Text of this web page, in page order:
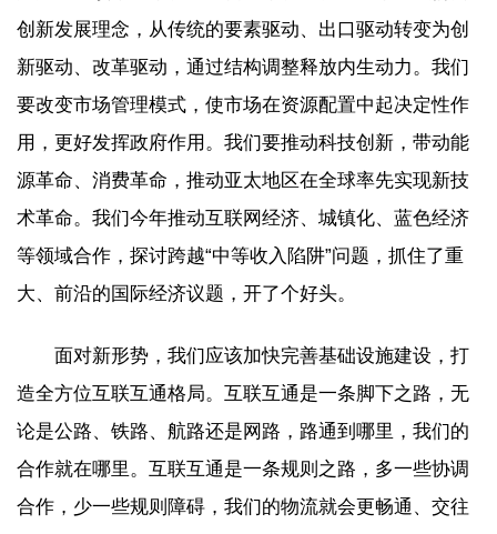
创新发展理念，从传统的要素驱动、出口驱动转变为创
新驱动、改革驱动，通过结构调整释放内生动力。我们
要改变市场管理模式，使市场在资源配置中起决定性作
用，更好发挥政府作用。我们要推动科技创新，带动能
源革命、消费革命，推动亚太地区在全球率先实现新技
术革命。我们今年推动互联网经济、城镇化、蓝色经济
等领域合作，探讨跨越“中等收入陷阱”问题，抓住了重
大、前沿的国际经济议题，开了个好头。
面对新形势，我们应该加快完善基础设施建设，打
造全方位互联互通格局。互联互通是一条脚下之路，无
论是公路、铁路、航路还是网路，路通到哪里，我们的
合作就在哪里。互联互通是一条规则之路，多一些协调
合作，少一些规则障碍，我们的物流就会更畅通、交往